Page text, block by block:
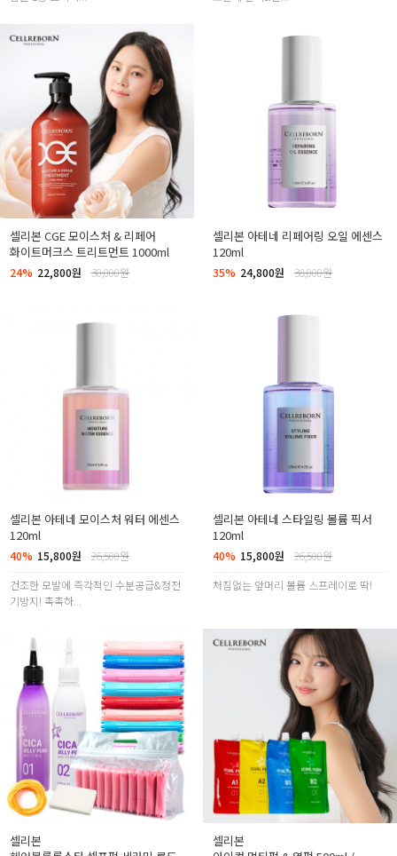
셀리본 CGE 모이스처 & 리페어
화이트머크스 트리트먼트 1000ml
24% 22,800원 30,000원
셀리본 아테네 리페어링 오일 에센스
120ml
35% 24,800원 38,000원
셀리본 아테네 모이스처 워터 에센스
120ml
40% 15,800원
26,500원
건조한 모발에 즉각적인 수분공급&정전
기방지! 촉촉하...
셀리본 아테네 스타일링 볼륨 픽서
120ml
40% 15,800원
26,500원
처짐없는 앞머리 볼륨 스프레이로 딱!
셀리본
셀리본